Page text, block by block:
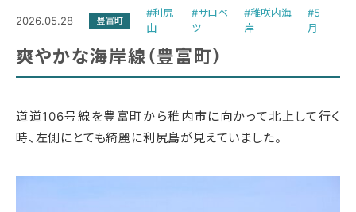
2026.05.28 豊富町
#利尻
山
#サロベ
ツ
#稚咲内海
岸
#5
月
爽やかな海岸線（豊富町）
道道106号線を豊富町から稚内市に向かって北上して行く
時、左側にとても綺麗に利尻島が見えていました。